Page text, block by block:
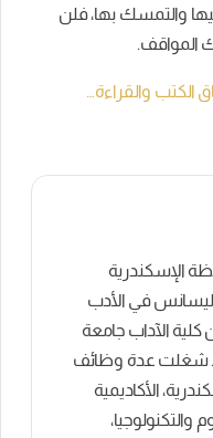
والتمسك بها، فلن
المواقف.
الإسكندرية
في الأدب
كلية الآداب جامعة
شغلت عدة وظائف
الأكاديمية
والتكنولوجيا،